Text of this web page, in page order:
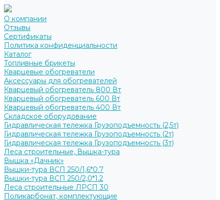
О компании
Отзывы
Сертификаты
Политика конфиденциальности
Каталог
Топливные брикеты
Кварцевые обогреватели
Аксессуары для обогревателей
Кварцевый обогреватель 800 Вт
Кварцевый обогреватель 600 Вт
Кварцевый обогреватель 400 Вт
Складское оборудование
Гидравлическая тележка Грузоподъемность (2,5т)
Гидравлическая тележка Грузоподъемность (2т)
Гидравлическая тележка Грузоподъемность (3т)
Леса строительные, Вышка-тура
Вышка «Дачник»
Вышки-тура ВСП 250/1,6*0.7
Вышки-тура ВСП 250/2,0*1.2
Леса строительные ЛРСП 30
Поликарбонат, комплектующие